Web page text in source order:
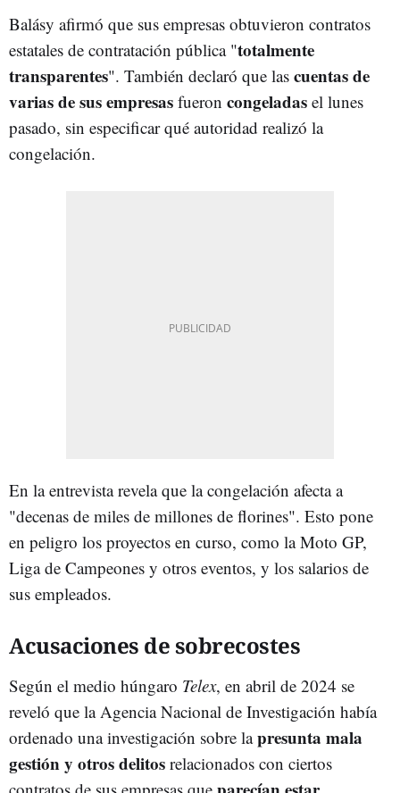
Balásy afirmó que sus empresas obtuvieron contratos
estatales de contratación pública "totalmente
transparentes". También declaró que las cuentas de
varias de sus empresas fueron congeladas el lunes
pasado, sin especificar qué autoridad realizó la
congelación.
En la entrevista revela que la congelación afecta a
"decenas de miles de millones de florines". Esto pone
en peligro los proyectos en curso, como la Moto GP,
Liga de Campeones y otros eventos, y los salarios de
sus empleados.
Acusaciones de sobrecostes
Según el medio húngaro Telex, en abril de 2024 se
reveló que la Agencia Nacional de Investigación había
ordenado una investigación sobre lapresunta mala
gestión y otros delitos relacionados con ciertos